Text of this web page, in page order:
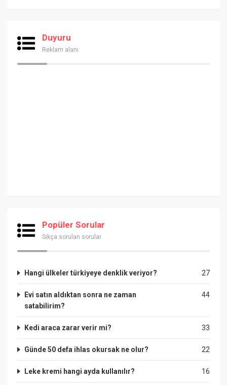
Duyuru
Reklam alanı
Popüler Sorular
Sıkça sorulan sorular
27
Hangi ülkeler türkiyeye denklik veriyor?
44
Evi satın aldıktan sonra ne zaman
satabilirim?
33
Kedi araca zarar verir mi?
22
Günde 50 defa ihlas okursak ne olur?
16
Leke kremi hangi ayda kullanılır?